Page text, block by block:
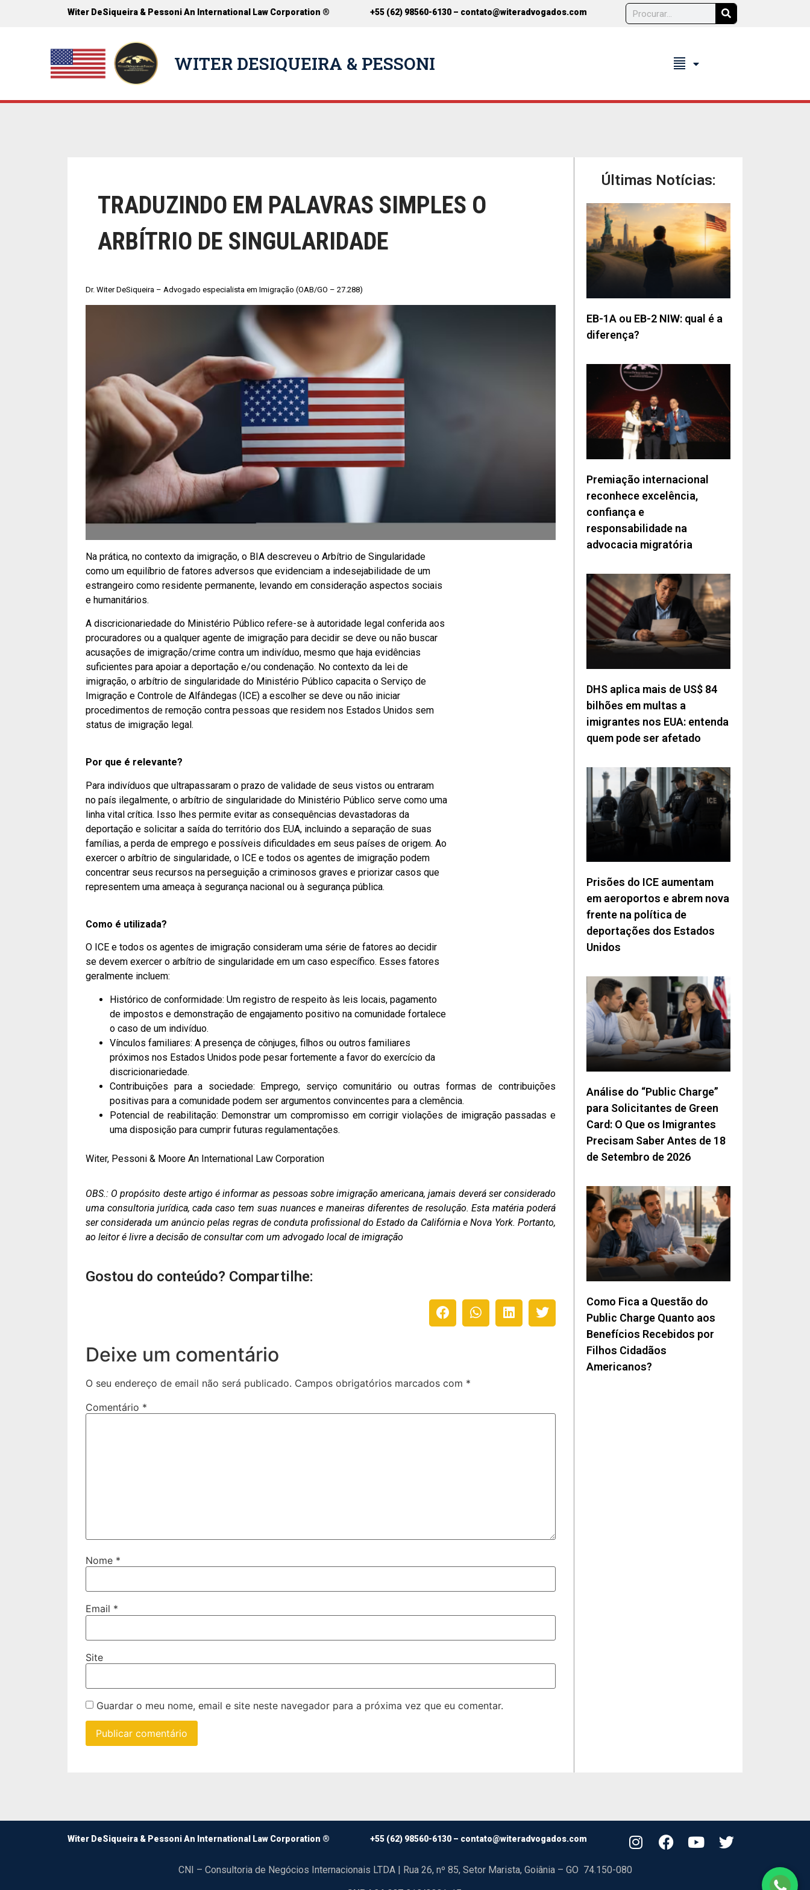
Witer DeSiqueira & Pessoni An International Law Corporation ® +55 (62) 98560-6130 – contato@witeradvogados.com
WITER DESIQUEIRA & PESSONI format_align_justify
TRADUZINDO EM PALAVRAS SIMPLES O
ARBÍTRIO DE SINGULARIDADE
Dr. Witer DeSiqueira – Advogado especialista em Imigração (OAB/GO – 27.288)
Na prática, no contexto da imigração, o BIA descreveu o Arbítrio de Singularidade
como um equilíbrio de fatores adversos que evidenciam a indesejabilidade de um
estrangeiro como residente permanente, levando em consideração aspectos sociais
e humanitários.
A discricionariedade do Ministério Público refere-se à autoridade legal conferida aos
procuradores ou a qualquer agente de imigração para decidir se deve ou não buscar
acusações de imigração/crime contra um indivíduo, mesmo que haja evidências
suficientes para apoiar a deportação e/ou condenação. No contexto da lei de
imigração, o arbítrio de singularidade do Ministério Público capacita o Serviço de
Imigração e Controle de Alfândegas (ICE) a escolher se deve ou não iniciar
procedimentos de remoção contra pessoas que residem nos Estados Unidos sem
status de imigração legal.
Por que é relevante?
Para indivíduos que ultrapassaram o prazo de validade de seus vistos ou entraram
no país ilegalmente, o arbítrio de singularidade do Ministério Público serve como uma
linha vital crítica. Isso lhes permite evitar as consequências devastadoras da
deportação e solicitar a saída do território dos EUA, incluindo a separação de suas
famílias, a perda de emprego e possíveis dificuldades em seus países de origem. Ao
exercer o arbítrio de singularidade, o ICE e todos os agentes de imigração podem
concentrar seus recursos na perseguição a criminosos graves e priorizar casos que
representem uma ameaça à segurança nacional ou à segurança pública.
Como é utilizada?
O ICE e todos os agentes de imigração consideram uma série de fatores ao decidir
se devem exercer o arbítrio de singularidade em um caso específico. Esses fatores
geralmente incluem:
Histórico de conformidade: Um registro de respeito às leis locais, pagamento
de impostos e demonstração de engajamento positivo na comunidade fortalece
o caso de um indivíduo.
Vínculos familiares: A presença de cônjuges, filhos ou outros familiares
próximos nos Estados Unidos pode pesar fortemente a favor do exercício da
discricionariedade.
Contribuições para a sociedade: Emprego, serviço comunitário ou outras formas de contribuições
positivas para a comunidade podem ser argumentos convincentes para a clemência.
Potencial de reabilitação: Demonstrar um compromisso em corrigir violações de imigração passadas e
uma disposição para cumprir futuras regulamentações.
Witer, Pessoni & Moore An International Law Corporation
OBS.: O propósito deste artigo é informar as pessoas sobre imigração americana, jamais deverá ser considerado
uma consultoria jurídica, cada caso tem suas nuances e maneiras diferentes de resolução. Esta matéria poderá
ser considerada um anúncio pelas regras de conduta profissional do Estado da Califórnia e Nova York. Portanto,
ao leitor é livre a decisão de consultar com um advogado local de imigração
Gostou do conteúdo? Compartilhe:
Deixe um comentário
O seu endereço de email não será publicado. Campos obrigatórios marcados com *
Comentário *
Nome *
Email *
Site
Guardar o meu nome, email e site neste navegador para a próxima vez que eu comentar.
Últimas Notícias:
EB-1A ou EB-2 NIW: qual é a
diferença?
Premiação internacional
reconhece excelência,
confiança e
responsabilidade na
advocacia migratória
DHS aplica mais de US$ 84
bilhões em multas a
imigrantes nos EUA: entenda
quem pode ser afetado
Prisões do ICE aumentam
em aeroportos e abrem nova
frente na política de
deportações dos Estados
Unidos
Análise do “Public Charge”
para Solicitantes de Green
Card: O Que os Imigrantes
Precisam Saber Antes de 18
de Setembro de 2026
Como Fica a Questão do
Public Charge Quanto aos
Benefícios Recebidos por
Filhos Cidadãos
Americanos?
Witer DeSiqueira & Pessoni An International Law Corporation ® +55 (62) 98560-6130 – contato@witeradvogados.com
CNI – Consultoria de Negócios Internacionais LTDA | Rua 26, nº 85, Setor Marista, Goiânia – GO 74.150-080